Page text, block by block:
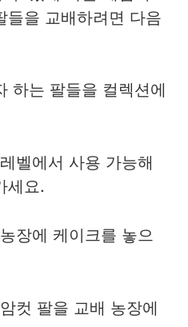
들을 교배하려면 다음
하는 팔들을 컬렉션에
벨에서 사용 가능해
세요.
장에 케이크를 놓으
컷 팔을 교배 농장에